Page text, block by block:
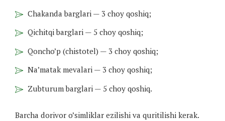
Chakanda barglari — 3 choy qoshiq;
Qichitqi barglari — 5 choy qoshiq;
Qoncho’p (chistotel) — 3 choy qoshiq;
Na’matak mevalari — 3 choy qoshiq;
Zubturum barglari — 5 choy qoshiq.
Barcha dorivor o’simliklar ezilishi va quritilishi kerak.